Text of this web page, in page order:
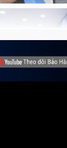
bị hư hỏng
công)
máu.